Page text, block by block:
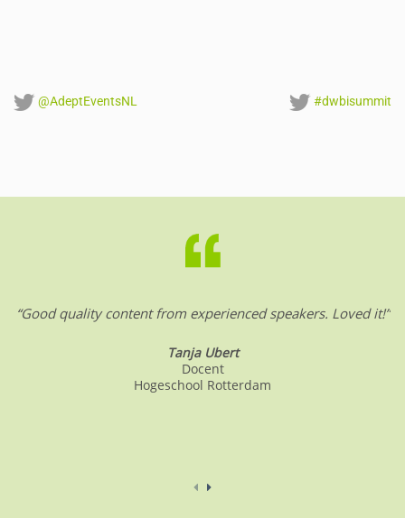
@AdeptEventsNL #dwbisummit
“Good quality content from experienced speakers. Loved it!”
Tanja Ubert
Docent
Hogeschool Rotterdam